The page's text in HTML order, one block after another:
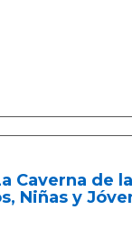
Caverna de
Niñas y